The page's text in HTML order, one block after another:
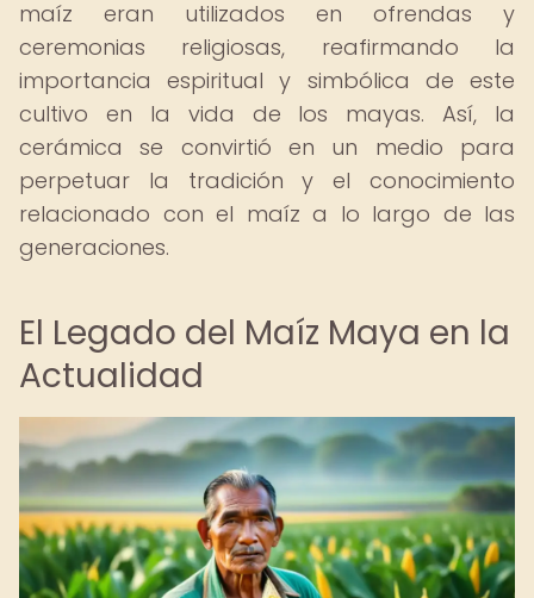
maíz eran utilizados en ofrendas y
ceremonias religiosas, reafirmando la
importancia espiritual y simbólica de este
cultivo en la vida de los mayas. Así, la
cerámica se convirtió en un medio para
perpetuar la tradición y el conocimiento
relacionado con el maíz a lo largo de las
generaciones.
El Legado del Maíz Maya en la
Actualidad